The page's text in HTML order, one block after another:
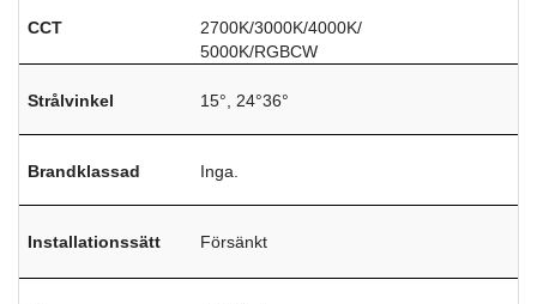
CCT
2700K/3000K/4000K/
5000K/RGBCW
Strålvinkel 15°, 24°36°
Brandklassad Inga.
Installationssätt Försänkt